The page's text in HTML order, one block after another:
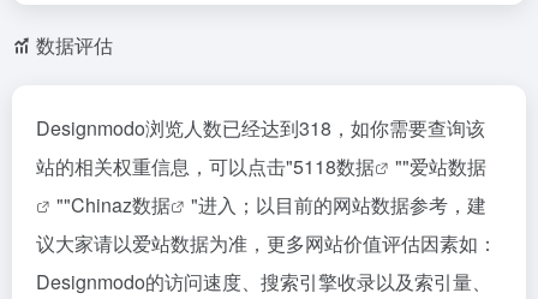
数据评估
Designmodo浏览人数已经达到318，如你需要查询该
站的相关权重信息，可以点击"5118数据 ""爱站数据
""Chinaz数据
"进入；以目前的网站数据参考，建
议大家请以爱站数据为准，更多网站价值评估因素如：
Designmodo的访问速度、搜索引擎收录以及索引量、